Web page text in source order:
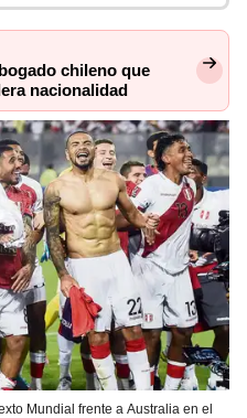
chileno que
nacionalidad
Mundial frente a Australia en el